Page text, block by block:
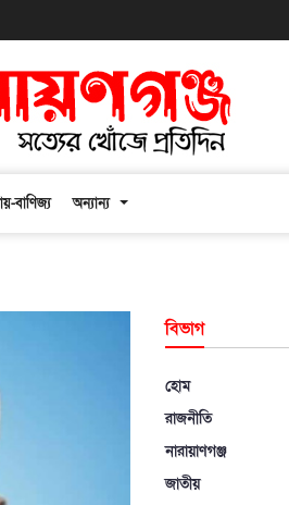
বাণিজ্য অন্যান্য
বিভাগ
হোম
রাজনীতি
নারায়াণগঞ্জ
জাতীয়